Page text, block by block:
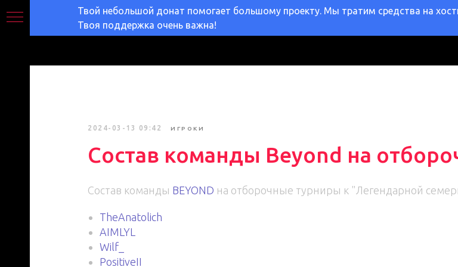
Твой небольшой донат помогает большому проекту. Мы тратим средства на
Твоя поддержка очень важна!
2024-03-13 09:42 ИГРОКИ
Состав команды Beyond на
Состав команды BEYOND на отборочные турниры к "Легендарной
TheAnatolich
AIMLYL
Wilf_
PositiveII